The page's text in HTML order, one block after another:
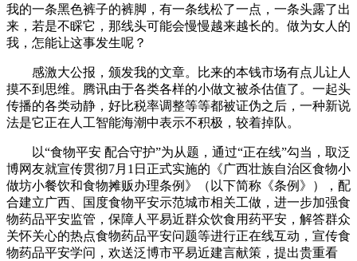
我的一条黑色裤子的裤脚，有一条线松了一点，一条头露了出
来，若是不睬它，那线头可能会慢慢越来越长的。做为女人的
我，怎能让这事发生呢？
感激大公报，颁发我的文章。比来的本钱市场有点儿让人
摸不到思维。腾讯由于各类各样的小做文被杀估值了。一起头
传播的各类动静，好比税率调整等等都被证伪之后，一种新说
法是它正在人工智能海潮中表示不积极，较着掉队。
以“食物平安 配合守护”为从题，通过“正在线”勾当，取泛
博网友就宣传贯彻7月1日正式实施的《广西壮族自治区食物小
做坊小餐饮和食物摊贩办理条例》（以下简称《条例》），配
合建立广西、国度食物平安示范城市相关工做，进一步加强食
物药品平安监管，保障人平易近群众饮食用药平安，解答群众
关怀关心的热点食物药品平安问题等进行正在线互动，宣传食
物药品平安学问，欢送泛博市平易近建言献策，提出贵重看